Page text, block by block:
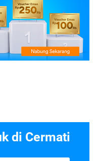
di Cermati